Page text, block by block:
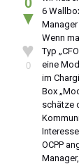
▼
♥
0
6
Manager
Wenn
Typ
eine
im
Box
schätze
OCPP